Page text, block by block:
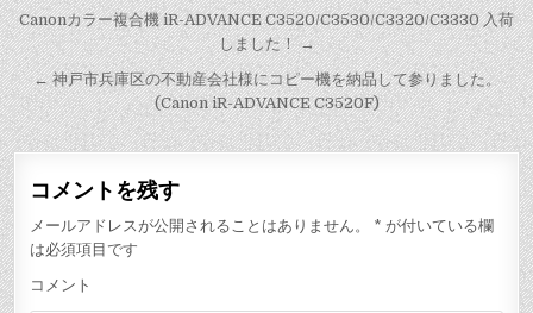
投
稿
ナ
ビ
ゲ
ー
シ
ョ
ン
Canonカラー複合機 iR-ADVANCE C3520/C3530/C3320/C3330 入荷
しました！ →
← 神戸市兵庫区の不動産会社様にコピー機を納品して参りました。
(Canon iR-ADVANCE C3520F)
コメントを残す
メールアドレスが公開されることはありません。 * が付いている欄
は必須項目です
コメント